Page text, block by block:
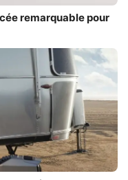
remarquable pour